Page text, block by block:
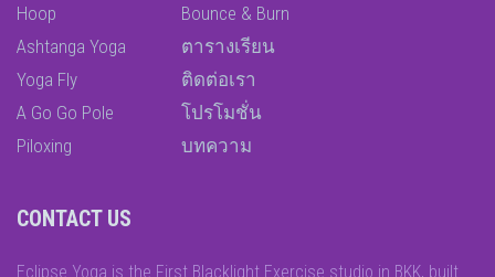
Hoop
Ashtanga Yoga
Yoga Fly
A Go Go Pole
Piloxing
Bounce & Burn
ตารางเรียน
ติดต่อเรา
โปรโมชั่น
บทความ
CONTACT US
Eclipse Yoga is the First Blacklight Exercise studio in BKK, built